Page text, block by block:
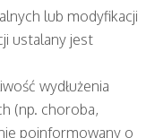
lub modyfikacji
ustalany jest
wydłużenia
(np. choroba,
poinformowany o